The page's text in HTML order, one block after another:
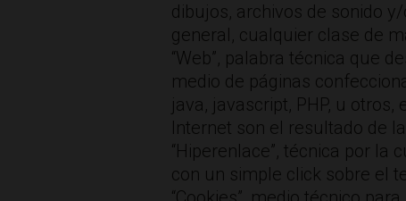
dibujos, archivos de sonido
general, cualquier clase de
“Web”, palabra técnica que
medio de páginas
java, javascript, PHP, u
Internet son el resultado de
“Hiperenlace”, técnica por
con un simple click sobre el